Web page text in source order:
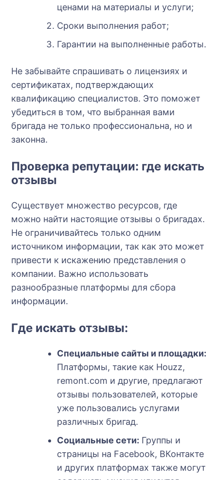
ценами на материалы и услуги;
Сроки выполнения работ;
Гарантии на выполненные работы.
Не забывайте спрашивать о лицензиях и
сертификатах, подтверждающих
квалификацию специалистов. Это поможет
убедиться в том, что выбранная вами
бригада не только профессиональна, но и
законна.
Проверка репутации: где искать
отзывы
Существует множество ресурсов, где
можно найти настоящие отзывы о бригадах.
Не ограничивайтесь только одним
источником информации, так как это может
привести к искажению представления о
компании. Важно использовать
разнообразные платформы для сбора
информации.
Где искать отзывы:
Специальные сайты и площадки:
Платформы, такие как Houzz,
remont.com и другие, предлагают
отзывы пользователей, которые
уже пользовались услугами
различных бригад.
Социальные сети: Группы и
страницы на Facebook, ВКонтакте
и других платформах также могут